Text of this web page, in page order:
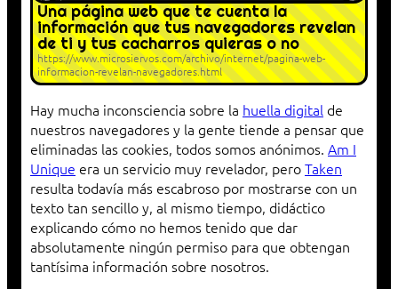
Una página web que te cuenta la
información que tus navegadores revelan
de ti y tus cacharros quieras o no
https://www.microsiervos.com/archivo/internet/pagina-web-
informacion-revelan-navegadores.html
Hay mucha inconsciencia sobre la huella digital de
nuestros navegadores y la gente tiende a pensar que
eliminadas las cookies, todos somos anónimos. Am I
Unique era un servicio muy revelador, peroTaken
resulta todavía más escabroso por mostrarse con un
texto tan sencillo y, al mismo tiempo, didáctico
explicando cómo no hemos tenido que dar
absolutamente ningún permiso para que obtengan
tantísima información sobre nosotros.